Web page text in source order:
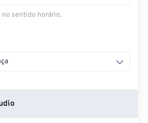
no sentido horário.